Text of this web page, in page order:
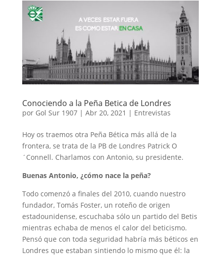
Conociendo a la Peña Betica de Londres
por Gol Sur 1907| Abr 20, 2021 | Entrevistas
Hoy os traemos otra Peña Bética más allá de la
frontera, se trata de la PB de Londres Patrick O
´Connell. Charlamos con Antonio, su presidente.
Buenas Antonio, ¿cómo nace la peña?
Todo comenzó a finales del 2010, cuando nuestro
fundador, Tomás Foster, un roteño de origen
estadounidense, escuchaba sólo un partido del Betis
mientras echaba de menos el calor del beticismo.
Pensó que con toda seguridad habría más béticos en
Londres que estaban sintiendo lo mismo que él: la